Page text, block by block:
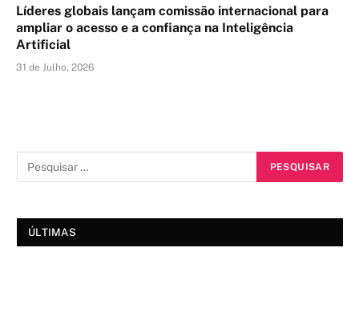
Líderes globais lançam comissão internacional para
ampliar o acesso e a confiança na Inteligência
Artificial
31 de Julho, 2026
ÚLTIMAS